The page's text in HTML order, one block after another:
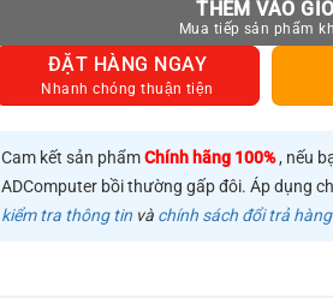
THÊM VÀO GIỎ
ĐẶT HÀNG NGAY
Nhanh chóng thuận tiện
Cam kết sản phẩmChính hãng 100%, nếu
ADComputer bồi thường gấp đôi. Áp dụng
kiểm tra thông tin và chính sách đổi trả hàng